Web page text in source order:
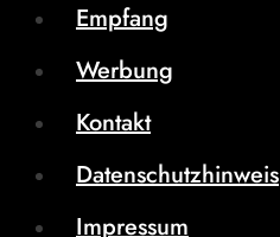
Empfang
Werbung
Kontakt
Datenschutzhinweis
Impressum